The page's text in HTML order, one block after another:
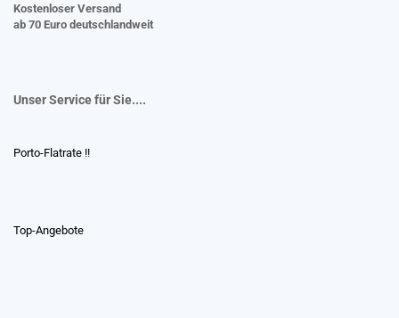
Kostenloser Versand
ab 70 Euro deutschlandweit
Unser Service für Sie....
Porto-Flatrate !!
Top-Angebote